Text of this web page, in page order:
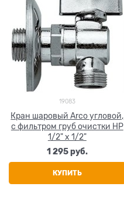
19083
Кран шаровый Arco угловой,
с фильтром груб очистки НР
1/2" х 1/2"
1 295 руб.
КУПИТЬ